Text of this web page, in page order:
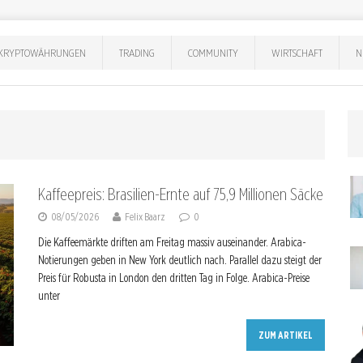
TRADING COMMUNITY WIRTSCHAFT
Kaffeepreis: Brasilien-Ernte auf 75,9 Millionen Säcke
08/05/2026 Felix Baarz 0
Die Kaffeemärkte driften am Freitag massiv auseinander. Arabica-
Notierungen geben in New York deutlich nach. Parallel dazu steigt der
Preis für Robusta in London den dritten Tag in Folge. Arabica-Preise
unter
ZUM ARTIKEL